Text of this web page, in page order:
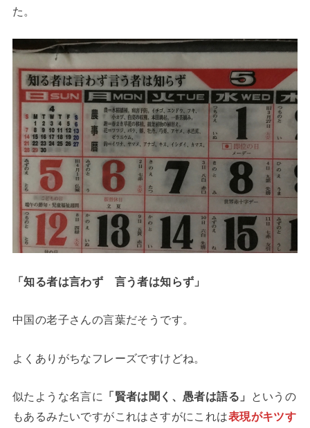
た。
「知る者は言わず 言う者は知らず」
中国の老子さんの言葉だそうです。
よくありがちなフレーズですけどね。
似たような名言に 「賢者は聞く、愚者は語る」 というの
もあるみたいですがこれはさすがにこれは表現がキツす